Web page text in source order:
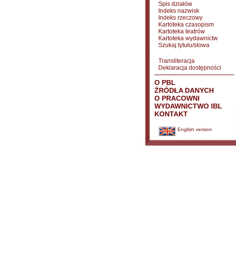
Spis działów
Indeks nazwisk
Indeks rzeczowy
Kartoteka czasopism
Kartoteka teatrów
Kartoteka wydawnictw
Szukaj tytułu/słowa
Transliteracja
Deklaracja dostępności
O PBL
ŹRÓDŁA DANYCH
O PRACOWNI
WYDAWNICTWO IBL
KONTAKT
English version